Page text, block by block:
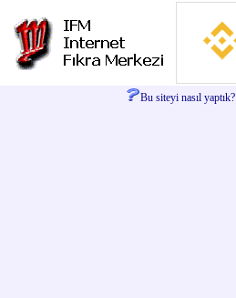
Bu siteyi nasıl yaptık?